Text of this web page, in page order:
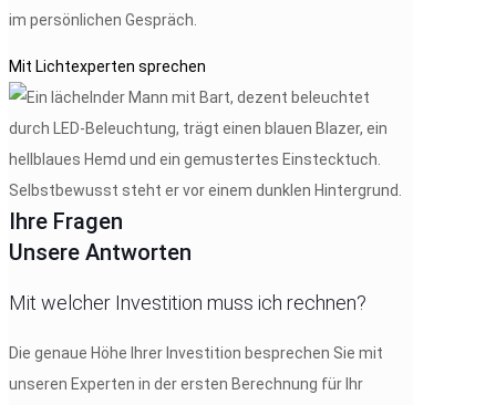
im persönlichen Gespräch.
Mit Lichtexperten sprechen
Ihre Fragen
Unsere Antworten
Mit welcher Investition muss ich rechnen?
Die genaue Höhe Ihrer Investition besprechen Sie mit
unseren Experten in der ersten Berechnung für Ihr